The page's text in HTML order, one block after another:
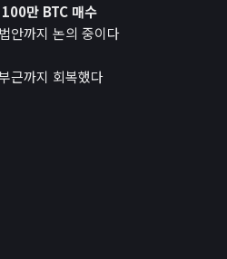
100만 BTC 매수
안까지 논의 중이다
근까지 회복했다